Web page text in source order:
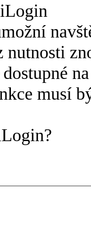
nutnosti
musí